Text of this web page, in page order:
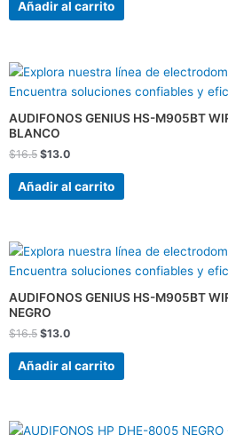
Añadir al carrito
AUDIFONOS GENIUS HS-M905BT
BLANCO
$16.5
El
original
$16.5.
$13.0
El
actual
$13.0.
Añadir al carrito
AUDIFONOS GENIUS HS-M905BT
NEGRO
$16.5
El
original
era:
$16.5.
$13.0
El
actual
es:
$13.0.
Añadir al carrito
El
El